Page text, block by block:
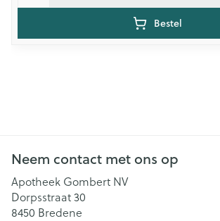
Bestel
Neem contact met ons op
Apotheek Gombert NV
Dorpsstraat 30
8450 Bredene